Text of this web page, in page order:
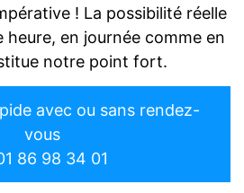
! La possibilité réelle
heure, en journée comme en
notre point fort.
avec ou sans rendez-
vous
86 98 34 01